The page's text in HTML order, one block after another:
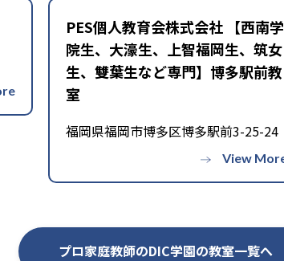
PES個人教育会株式会社 【西南学
院生、大濠生、上智福岡生、筑女
生、雙葉生など専門】博多駅前教
室
福岡県福岡市博多区博多駅前3-25-24
プロ家庭教師のDIC学園の教室一覧へ